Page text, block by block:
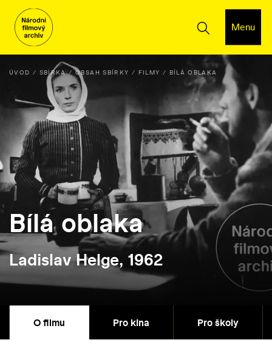
Menu
ÚVOD SBÍRKA OBSAH SBÍRKY FILMY BÍLÁ OBLAKA
Bílá oblaka
Ladislav Helge, 1962
O filmu Pro kina Pro školy